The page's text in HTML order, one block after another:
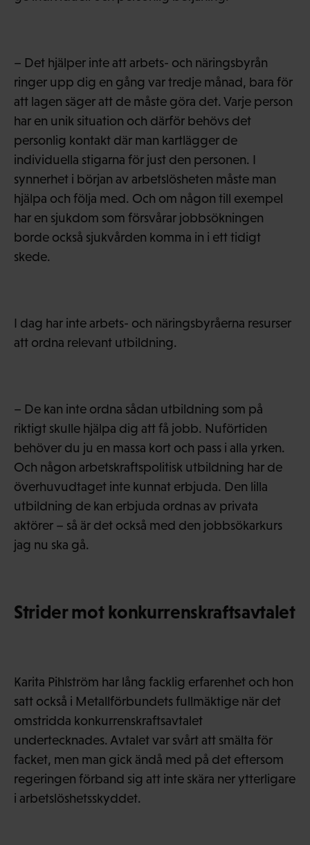
– Det hjälper inte att arbets- och näringsbyrån
ringer upp dig en gång var tredje månad, bara för
att lagen säger att de måste göra det. Varje person
har en unik situation och därför behövs det
personlig kontakt där man kartlägger de
individuella stigarna för just den personen. I
synnerhet i början av arbetslösheten måste man
hjälpa och följa med. Och om någon till exempel
har en sjukdom som försvårar jobbsökningen
borde också sjukvården komma in i ett tidigt
skede.
I dag har inte arbets- och näringsbyråerna resurser
att ordna relevant utbildning.
– De kan inte ordna sådan utbildning som på
riktigt skulle hjälpa dig att få jobb. Nuförtiden
behöver du ju en massa kort och pass i alla yrken.
Och någon arbetskraftspolitisk utbildning har de
överhuvudtaget inte kunnat erbjuda. Den lilla
utbildning de kan erbjuda ordnas av privata
aktörer – så är det också med den jobbsökarkurs
jag nu ska gå.
Strider mot konkurrenskraftsavtalet
Karita Pihlström har lång facklig erfarenhet och hon
satt också i Metallförbundets fullmäktige när det
omstridda konkurrenskraftsavtalet
undertecknades. Avtalet var svårt att smälta för
facket, men man gick ändå med på det eftersom
regeringen förband sig att inte skära ner ytterligare
i arbetslöshetsskyddet.